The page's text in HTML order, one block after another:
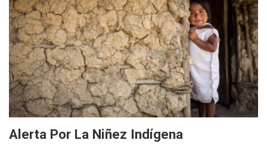
Alerta Por La Niñez Indígena